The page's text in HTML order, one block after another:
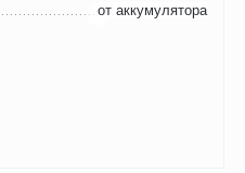
от аккумулятора